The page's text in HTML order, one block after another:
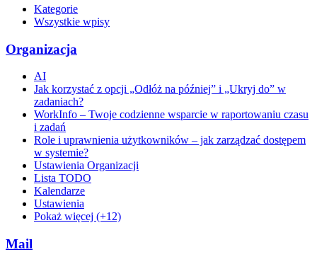
Kategorie
Wszystkie wpisy
Organizacja
AI
Jak korzystać z opcji „Odłóż na później” i „Ukryj do” w
zadaniach?
WorkInfo – Twoje codzienne wsparcie w raportowaniu czasu
i zadań
Role i uprawnienia użytkowników – jak zarządzać dostępem
w systemie?
Ustawienia Organizacji
Lista TODO
Kalendarze
Ustawienia
Pokaż więcej (+12)
Mail